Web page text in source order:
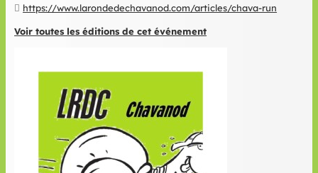
https://www.larondedechavanod.com/articles/chava-run
Voir toutes les éditions de cet événement